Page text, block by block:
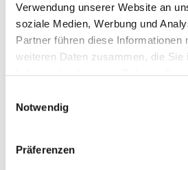
Verwendung unserer Website an
soziale Medien, Werbung und
Partner führen diese Informationen
weiteren Daten zusammen, die Sie
Notwendig
Präferenzen